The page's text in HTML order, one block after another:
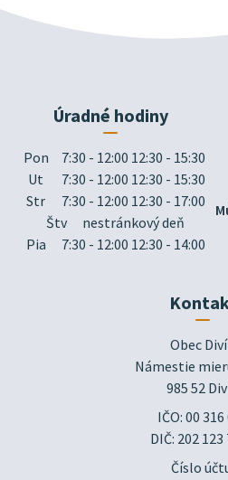
Úradné hodiny
Pon
7:30 - 12:00 12:30 - 15:30
Ut
7:30 - 12:00 12:30 - 15:30
Str
7:30 - 12:00 12:30 - 17:00
Štv
nestránkový deň
Pia
7:30 - 12:00 12:30 - 14:00
Obec
Námestie
985 52
IČO: 00 316
DIČ: 202 123
Číslo